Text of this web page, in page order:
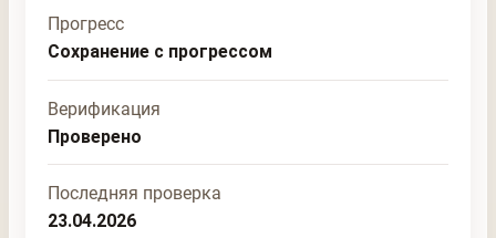
Прогресс
Сохранение с прогрессом
Верификация
Проверено
Последняя проверка
23.04.2026